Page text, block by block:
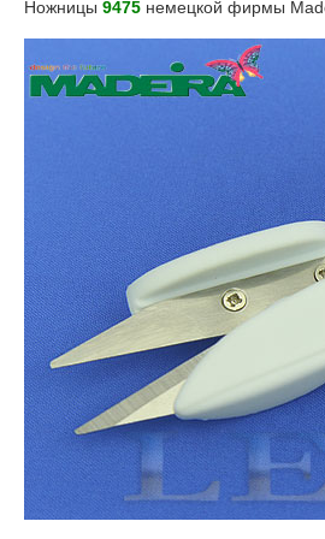
Ножницы 9475 немецкой фирмы